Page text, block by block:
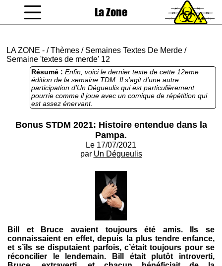
La Zone
LA ZONE - /Thèmes / Semaines Textes De Merde /
Semaine 'textes de merde' 12
Résumé : Enfin, voici le dernier texte de cette 12eme
édition de la semaine TDM. Il s'agit d'une autre
participation d'Un Dégueulis qui est particulièrement
pourrie comme il joue avec un comique de répétition qui
est assez énervant.
Bonus STDM 2021: Histoire entendue dans la
Pampa.
Le 17/07/2021
par Un Dégueulis
Bill et Bruce avaient toujours été amis. Ils se
connaissaient en effet, depuis la plus tendre enfance,
et s’ils se disputaient parfois, c’était toujours pour se
réconcilier le lendemain. Bill était plutôt introverti,